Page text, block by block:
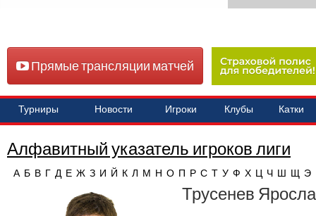
Прямые трансляции матчей
Турниры Новости Игроки Клубы Катки
Алфавитный указатель игроков лиги
А Б В Г Д Е Ж З И Й К Л М Н О П Р С Т У Ф Х Ц Ч Ш Щ Э
Трусенев